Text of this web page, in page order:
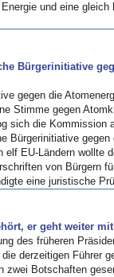
und eine
Bürgerinitiative
gegen die
Stimme gegen
sich die Kommission
Bürgerinitiative
elf EU-Ländern wollte
von Bürgern
eine juristische
er geht weiter
des früheren
derzeitigen Führer
zwei Botschaften